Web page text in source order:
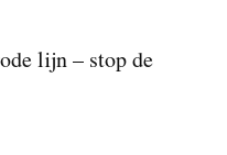
lijn – stop de